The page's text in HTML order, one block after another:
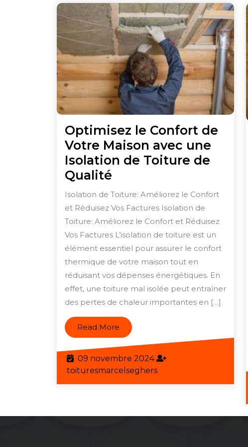
Optimisez le Confort de
Votre Maison avec une
Isolation de Toiture de
Qualité
le
Confort
de
Votre
Maison
avec
une
Isolation
de
Toiture
de
Qualité
Isolation de Toiture: Améliorez le Confort
et Réduisez Vos Factures Isolation de
Toiture: Améliorez le Confort et Réduisez
Vos Factures L’isolation de toiture est un
élément essentiel pour assurer le confort
thermique de votre maison tout en
réduisant vos dépenses énergétiques. En
effet, une toiture mal isolée peut entraîner
des pertes de chaleur importantes en […]
Read More Read
More
09 novembre 202409
novembre
2024
toituresmarcelsegherstoituresmarcelseghers